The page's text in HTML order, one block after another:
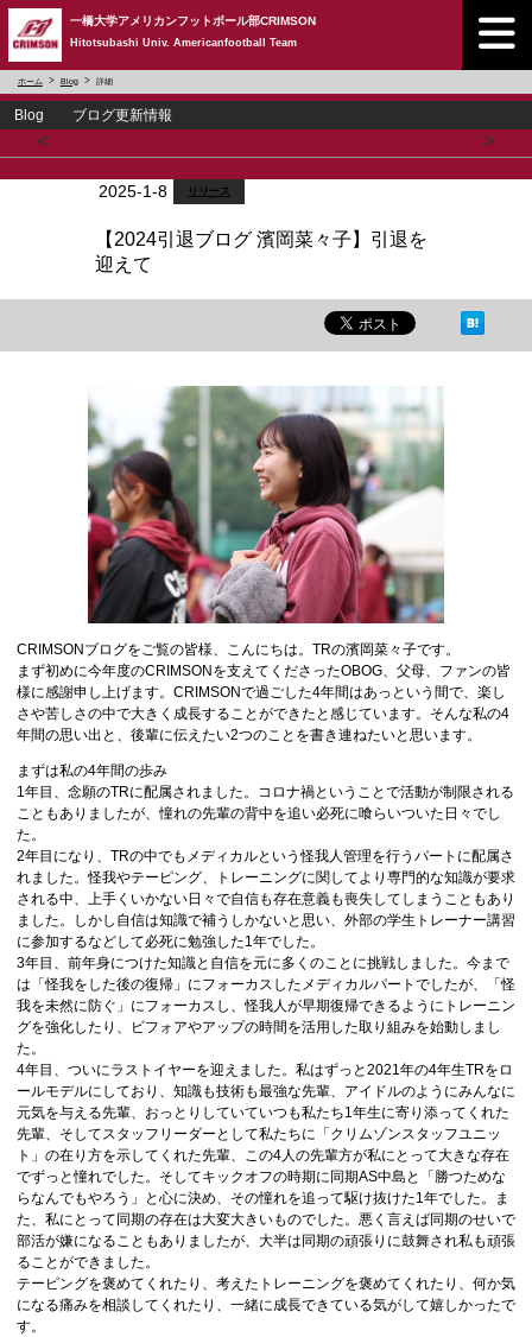
一橋大学アメリカンフットボール部CRIMSON
Hitotsubashi Univ. Americanfootball Team
ホーム Blog 詳細
Blog ブログ更新情報
< >
2025-1-8 リリース
【2024引退ブログ 濱岡菜々子】引退を
迎えて
CRIMSONブログをご覧の皆様、こんにちは。TRの濱岡菜々子です。
まず初めに今年度のCRIMSONを支えてくださったOBOG、父母、ファンの皆
様に感謝申し上げます。CRIMSONで過ごした4年間はあっという間で、楽し
さや苦しさの中で大きく成長することができたと感じています。そんな私の4
年間の思い出と、後輩に伝えたい2つのことを書き連ねたいと思います。
まずは私の4年間の歩み
1年目、念願のTRに配属されました。コロナ禍ということで活動が制限される
こともありましたが、憧れの先輩の背中を追い必死に喰らいついた日々でし
た。
2年目になり、TRの中でもメディカルという怪我人管理を行うパートに配属さ
れました。怪我やテーピング、トレーニングに関してより専門的な知識が要求
される中、上手くいかない日々で自信も存在意義も喪失してしまうこともあり
ました。しかし自信は知識で補うしかないと思い、外部の学生トレーナー講習
に参加するなどして必死に勉強した1年でした。
3年目、前年身につけた知識と自信を元に多くのことに挑戦しました。今まで
は「怪我をした後の復帰」にフォーカスしたメディカルパートでしたが、「怪
我を未然に防ぐ」にフォーカスし、怪我人が早期復帰できるようにトレーニン
グを強化したり、ビフォアやアップの時間を活用した取り組みを始動しまし
た。
4年目、ついにラストイヤーを迎えました。私はずっと2021年の4年生TRをロ
ールモデルにしており、知識も技術も最強な先輩、アイドルのようにみんなに
元気を与える先輩、おっとりしていていつも私たち1年生に寄り添ってくれた
先輩、そしてスタッフリーダーとして私たちに「クリムゾンスタッフユニッ
ト」の在り方を示してくれた先輩、この4人の先輩方が私にとって大きな存在
でずっと憧れでした。そしてキックオフの時期に同期AS中島と「勝つためな
らなんでもやろう」と心に決め、その憧れを追って駆け抜けた1年でした。ま
た、私にとって同期の存在は大変大きいものでした。悪く言えば同期のせいで
部活が嫌になることもありましたが、大半は同期の頑張りに鼓舞され私も頑張
ることができました。
テーピングを褒めてくれたり、考えたトレーニングを褒めてくれたり、何か気
になる痛みを相談してくれたり、一緒に成長できている気がして嬉しかったで
す。